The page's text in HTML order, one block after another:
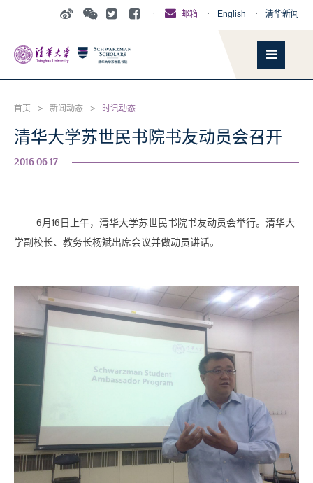
清华新闻
·
English
·
邮箱
·
首页 > 新闻动态 > 时讯动态
清华大学苏世民书院书友动员会召开
2016.06.17
6月16日上午，清华大学苏世民书院书友动员会举行。清华大
学副校长、教务长杨斌出席会议并做动员讲话。